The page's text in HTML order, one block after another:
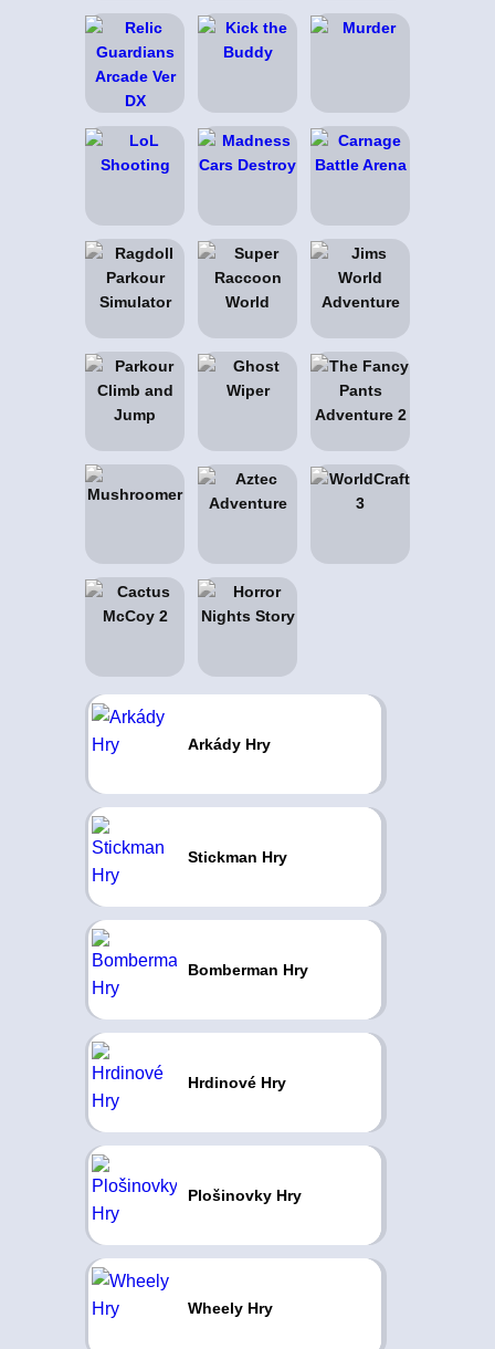
Arkády Hry
Stickman Hry
Bomberman Hry
Hrdinové Hry
Plošinovky Hry
Wheely Hry